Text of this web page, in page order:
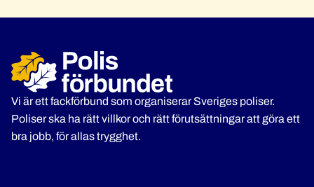
Vi är ett fackförbund som organiserar Sveriges poliser.
Poliser ska ha rätt villkor och rätt förutsättningar att göra ett
bra jobb, för allas trygghet.